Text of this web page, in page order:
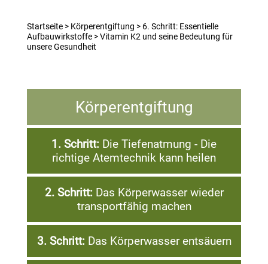
Startseite> Körperentgiftung > 6. Schritt: Essentielle
Aufbauwirkstoffe>Vitamin K2 und seine Bedeutung für
unsere Gesundheit
Körperentgiftung
1. Schritt: Die Tiefenatmung - Die
richtige Atemtechnik kann heilen
2. Schritt: Das Körperwasser wieder
transportfähig machen
3. Schritt: Das Körperwasser entsäuern